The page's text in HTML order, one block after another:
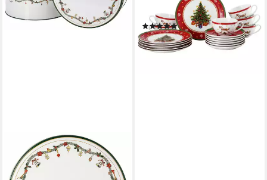
Personen, Porzellan, 18-tlg.
(3)
133,88 €
lieferbar - in 2-3 Werktagen bei dir